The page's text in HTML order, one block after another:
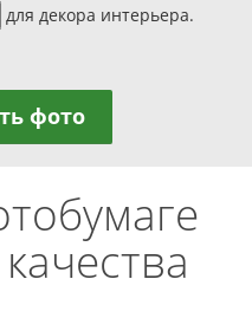
для декора интерьера.
фото